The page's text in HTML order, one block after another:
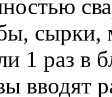
сырки,
1 раз в
вводят